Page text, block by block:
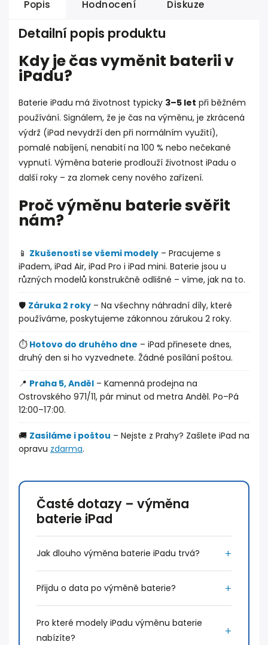
Popis Hodnocení Diskuze
Detailní popis produktu
Kdy je čas vyměnit baterii v
iPadu?
Baterie iPadu má životnost typicky 3–5 let při běžném
používání. Signálem, že je čas na výměnu, je zkrácená
výdrž (iPad nevydrží den při normálním využití),
pomalé nabíjení, nenabití na 100 % nebo nečekané
vypnutí. Výměna baterie prodlouží životnost iPadu o
další roky – za zlomek ceny nového zařízení.
Proč výměnu baterie svěřit
nám?
📱 Zkušenosti se všemi modely – Pracujeme s
iPadem, iPad Air, iPad Pro i iPad mini. Baterie jsou u
různých modelů konstrukčně odlišné – víme, jak na to.
🛡️ Záruka 2 roky – Na všechny náhradní díly, které
používáme, poskytujeme zákonnou zárukou 2 roky.
⏱️ Hotovo do druhého dne – iPad přinesete dnes,
druhý den si ho vyzvednete. Žádné posílání poštou.
📍 Praha 5, Anděl – Kamenná prodejna na
Ostrovského 971/11, pár minut od metra Anděl. Po–Pá
12:00–17:00.
🚚 Zasíláme i poštou – Nejste z Prahy? Zašlete iPad na
opravu zdarma.
Časté dotazy – výměna
baterie iPad
Jak dlouho výměna baterie iPadu trvá?
Přijdu o data po výměně baterie?
Pro které modely iPadu výměnu baterie
nabízíte?